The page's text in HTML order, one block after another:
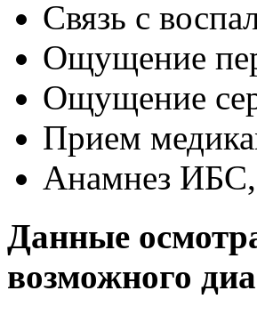
Связь с
Ощущение
Ощущение
Прием
Анамнез ИБС,
Данные
возможного